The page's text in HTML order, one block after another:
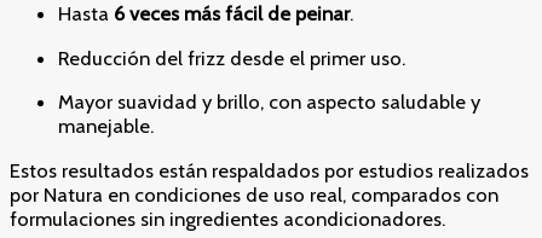
Hasta 6 veces más fácil de peinar.
Reducción del frizz desde el primer uso.
Mayor suavidad y brillo, con aspecto saludable y
manejable.
Estos resultados están respaldados por estudios realizados
por Natura en condiciones de uso real, comparados con
formulaciones sin ingredientes acondicionadores.